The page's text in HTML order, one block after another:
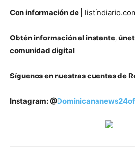
Con información de |
Obtén información al instante,
comunidad digital
Síguenos en nuestras cuentas de
Instagram: @